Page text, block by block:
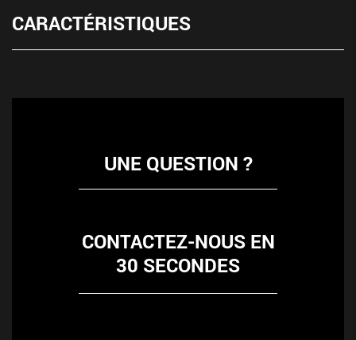
CARACTÉRISTIQUES
UNE QUESTION ?
CONTACTEZ-NOUS EN
30 SECONDES